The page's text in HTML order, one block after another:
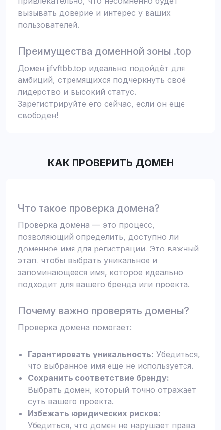
вызывать доверие и интерес у ваших
пользователей.
Преимущества доменной зоны .top
Домен jjfvftbb.top идеально подойдёт для
амбиций, стремящихся подчеркнуть своё
лидерство и высокий статус.
Зарегистрируйте его сейчас, если он еще
свободен!
КАК ПРОВЕРИТЬ ДОМЕН
Что такое проверка домена?
Проверка домена — это процесс,
позволяющий определить, доступно ли
доменное имя для регистрации. Это важный
этап, чтобы выбрать уникальное и
запоминающееся имя, которое идеально
подходит для вашего бренда или проекта.
Почему важно проверять домены?
Проверка домена помогает:
Гарантировать уникальность: Убедиться,
что выбранное имя еще не используется.
Сохранить соответствие бренду:
Выбрать домен, который точно отражает
суть вашего проекта.
Избежать юридических рисков:
Убедиться, что домен не нарушает права